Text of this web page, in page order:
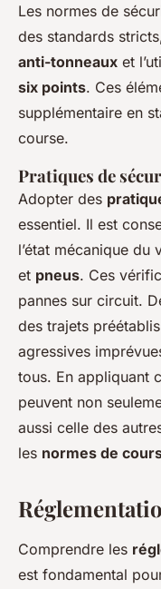
Les normes de
des standards
anti-tonneaux et
six points. Ces
supplémentaire en
course.
Pratiques de
Adopter des
essentiel. Il est
l’état mécanique du
et pneus. Ces
pannes sur circuit.
des trajets
agressives
tous. En appliquant
peuvent non
aussi celle des
les normes de
Comprendre les
est fondamental